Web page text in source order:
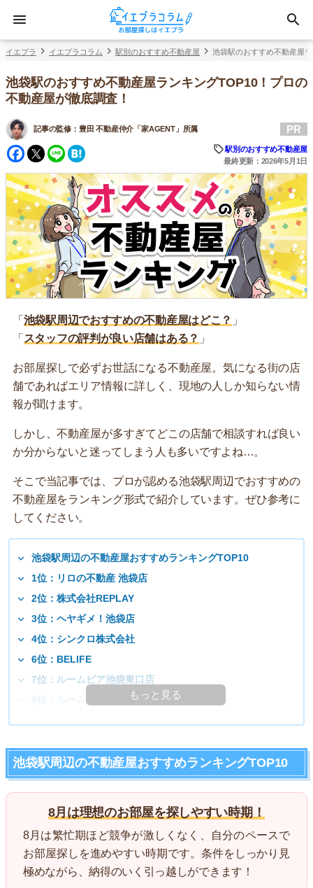
イエプラ イエプラコラム 駅別のおすすめ不動産屋 池袋駅のおすすめ不動産屋
池袋駅のおすすめ不動産屋ランキングTOP10！プロの
不動産屋が徹底調査！
記事の監修： 豊田 不動産仲介「家AGENT」所属
Facebook
Twitter
Line
PR
駅別のおすすめ不動産屋
最終更新：2026年5月1日
「 池袋駅周辺でおすすめの不動産屋はどこ？ 」
「 スタッフの評判が良い店舗はある？ 」
お部屋探しで必ずお世話になる不動産屋。気になる街の店
舗であればエリア情報に詳しく、現地の人しか知らない情
報が聞けます。
しかし、不動産屋が多すぎてどこの店舗で相談すれば良い
か分からないと迷ってしまう人も多いですよね…。
そこで当記事では、プロが認める池袋駅周辺でおすすめの
不動産屋をランキング形式で紹介しています。ぜひ参考に
してください。
池袋駅周辺の不動産屋おすすめランキングTOP10
1位：リロの不動産 池袋店
2位：株式会社REPLAY
3位：ヘヤギメ！池袋店
4位：シンクロ株式会社
6位：BELIFE
7位：ルームピア池袋東口店
8位：ルームコア池袋店もっと見る
池袋駅周辺の不動産屋おすすめランキングTOP10
8月は理想のお部屋を探しやすい時期！
8月は繁忙期ほど競争が激しくなく、自分のペースで
お部屋探しを進めやすい時期です。条件をしっかり見
極めながら、納得のいく引っ越しができます！